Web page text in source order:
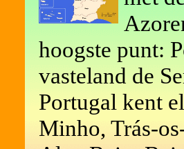
hoogste punt:
vasteland de
Portugal kent
Minho, Trás-